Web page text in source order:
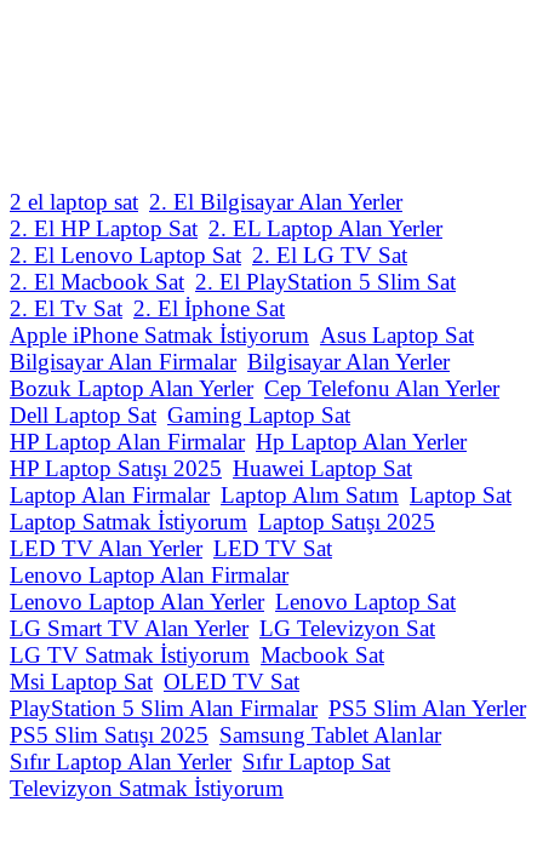
2 el laptop sat 2. El Bilgisayar Alan Yerler
2. El HP Laptop Sat 2. EL Laptop Alan Yerler
2. El Lenovo Laptop Sat 2. El LG TV Sat
2. El Macbook Sat 2. El PlayStation 5 Slim Sat
2. El Tv Sat 2. El İphone Sat
Apple iPhone Satmak İstiyorum Asus Laptop Sat
Bilgisayar Alan Firmalar Bilgisayar Alan Yerler
Bozuk Laptop Alan Yerler Cep Telefonu Alan Yerler
Dell Laptop Sat Gaming Laptop Sat
HP Laptop Alan Firmalar Hp Laptop Alan Yerler
HP Laptop Satışı 2025 Huawei Laptop Sat
Laptop Alan Firmalar Laptop Alım Satım Laptop Sat
Laptop Satmak İstiyorum Laptop Satışı 2025
LED TV Alan Yerler LED TV Sat
Lenovo Laptop Alan Firmalar
Lenovo Laptop Alan Yerler Lenovo Laptop Sat
LG Smart TV Alan Yerler LG Televizyon Sat
LG TV Satmak İstiyorum Macbook Sat
Msi Laptop Sat OLED TV Sat
PlayStation 5 Slim Alan Firmalar PS5 Slim Alan Yerler
PS5 Slim Satışı 2025 Samsung Tablet Alanlar
Sıfır Laptop Alan Yerler Sıfır Laptop Sat
Televizyon Satmak İstiyorum